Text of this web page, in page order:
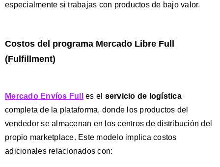
especialmente si trabajas con productos de bajo valor.
Costos del programa Mercado Libre Full
(Fulfillment)
Mercado Envíos Full es el servicio de logística
completa de la plataforma, donde los productos del
vendedor se almacenan en los centros de distribución del
propio marketplace. Este modelo implica costos
adicionales relacionados con: